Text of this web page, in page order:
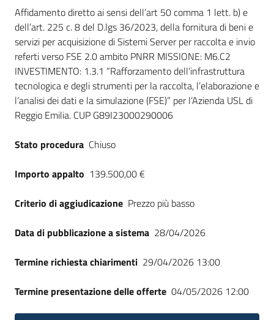
su
Dati del bando
Affidamento diretto ai sensi dell’art 50 comma 1 lett. b) e
dell’art. 225 c. 8 del D.lgs 36/2023, della fornitura di beni e
servizi per acquisizione di Sistemi Server per raccolta e invio
referti verso FSE 2.0 ambito PNRR MISSIONE: M6.C2
INVESTIMENTO: 1.3.1 “Rafforzamento dell’infrastruttura
tecnologica e degli strumenti per la raccolta, l’elaborazione e
l’analisi dei dati e la simulazione (FSE)” per l’Azienda USL di
Reggio Emilia. CUP G89I23000290006
Stato procedura Chiuso
Importo appalto 139.500,00 €
Criterio di aggiudicazione Prezzo più basso
Data di pubblicazione a sistema 28/04/2026
Termine richiesta chiarimenti 29/04/2026 13:00
Termine presentazione delle offerte 04/05/2026 12:00